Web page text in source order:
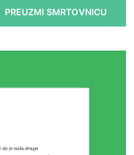
PREUZMI SMRTOVNICU